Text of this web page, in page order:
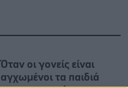
Όταν οι γονείς είναι
αγχωμένοι τα παιδιά